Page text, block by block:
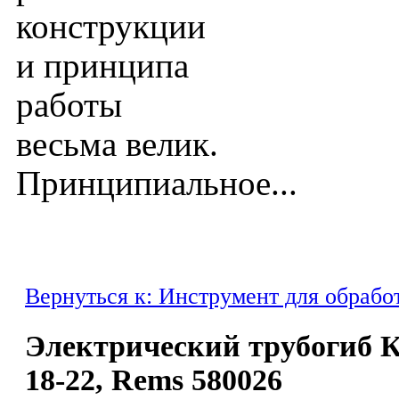
конструкции
и принципа
работы
весьма велик.
Принципиальное...
Вернуться к: Инструмент для
Электрический трубогиб
18-22, Rems 580026